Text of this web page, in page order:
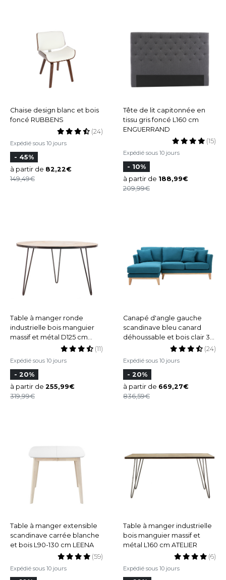
Chaise design blanc et bois
foncé RUBBENS
Expédié sous 10 jours
(24)
- 45%
à partir de 82,22
149,49
Tête de lit capitonnée en
tissu gris foncé L160 cm
ENGUERRAND
Expédié sous 10 jours
(15)
- 10%
à partir de 188,99
209,99
Table à manger ronde
industrielle bois manguier
massif et métal D125 cm
Expédié sous 10 jours
(11)
- 20%
à partir de 255,99
319,99
Canapé d'angle gauche
scandinave bleu canard
déhoussable et bois clair 3-
4 places OSLO
Expédié sous 10 jours
(24)
- 20%
à partir de 669,27
836,59
Table à manger extensible
scandinave carrée blanche
et bois L90-130 cm LEENA
Expédié sous 10 jours
(59)
Table à manger industrielle
bois manguier massif et
métal L160 cm ATELIER
Expédié sous 10 jours
(6)